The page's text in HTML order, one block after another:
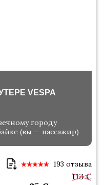
VESPA
городу
(вы — пассажир)
193 отзыва
113 €